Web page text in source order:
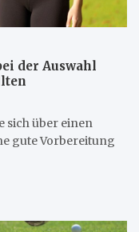
der Auswahl
sich über einen
gute Vorbereitung